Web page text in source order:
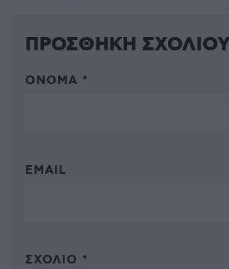
ΠΡΟΣΘΗΚΗ ΣΧΟΛΙΟΥ
ΌΝΟΜΑ *
EMAIL
ΣΧΌΛΙΟ *